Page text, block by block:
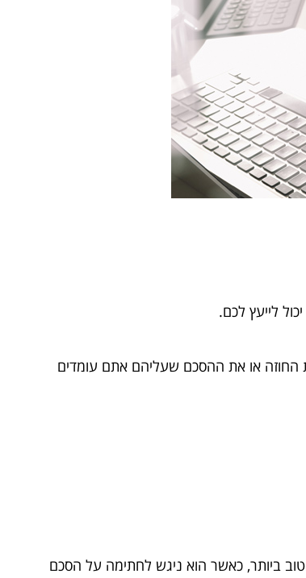
לייעץ לכם.
החוזה או את ההסכם שעליהם אתם עומדים
ביותר, כאשר הוא ניגש לחתימה על הסכם